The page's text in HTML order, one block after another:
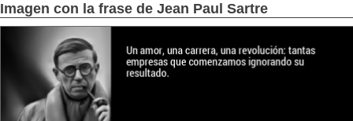
Imagen con la frase de Jean Paul Sartre